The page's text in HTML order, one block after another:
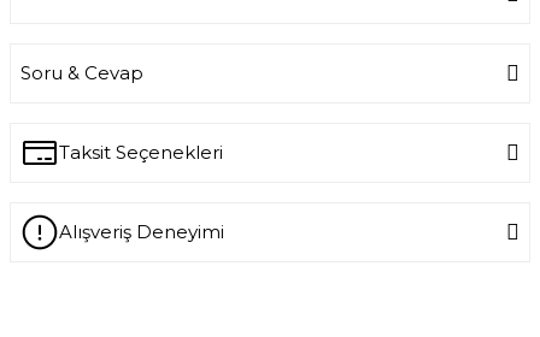
Soru & Cevap
Ürün hakkında henüz soru sorulmamış.
Ask a Question
Taksit Seçenekleri
Alışveriş Deneyimi